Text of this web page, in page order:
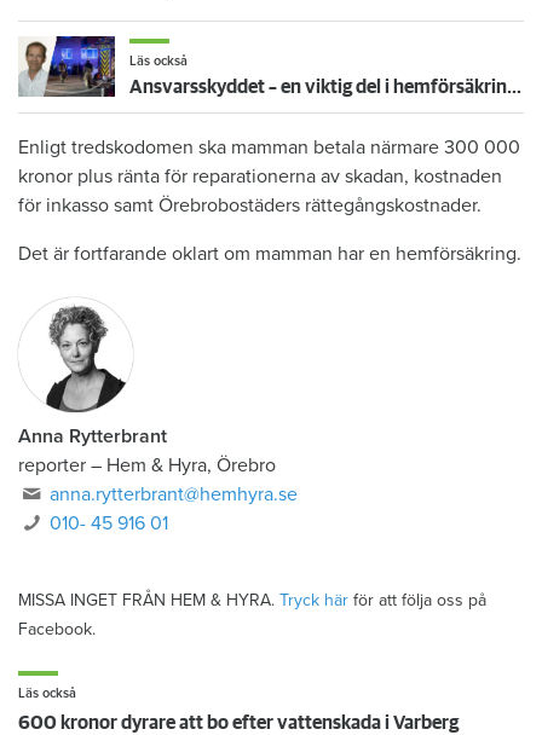
Läs också
Ansvarsskyddet – en viktig del i hemförsäkringen
Enligt tredskodomen ska mamman betala närmare 300 000
kronor plus ränta för reparationerna av skadan, kostnaden
för inkasso samt Örebrobostäders rättegångskostnader.
Det är fortfarande oklart om mamman har en hemförsäkring.
Anna Rytterbrant
reporter – Hem & Hyra, Örebro
anna.rytterbrant@hemhyra.se
010- 45 916 01
MISSA INGET FRÅN HEM & HYRA. Tryck här för att följa oss på
Facebook.
Läs också
600 kronor dyrare att bo efter vattenskada i Varberg